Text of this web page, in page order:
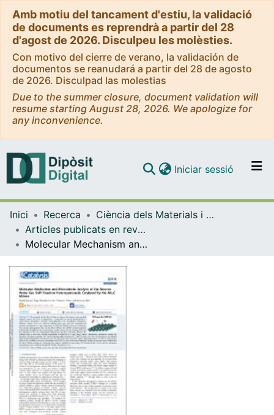
Amb motiu del tancament d'estiu, la validació
de documents es reprendrà a partir del 28
d'agost de 2026. Disculpeu les molèsties.
Con motivo del cierre de verano, la validación de
documentos se reanudará a partir del 28 de agosto
de 2026. Disculpad las molestias
Due to the summer closure, document validation will
resume starting August 28, 2026. We apologize for
any inconvenience.
Navega per tot el DD
Iniciar sessió (current)
Inici Recerca
Ciència dels Materials i Química Física
Articles publicats en revistes (Ciència dels Materials i Química Física)
Molecular Mechanism and Microkinetic Analysis of the Reverse Water Gas Shift Reaction Heterogeneously Catalyzed by the Mo2C MXene